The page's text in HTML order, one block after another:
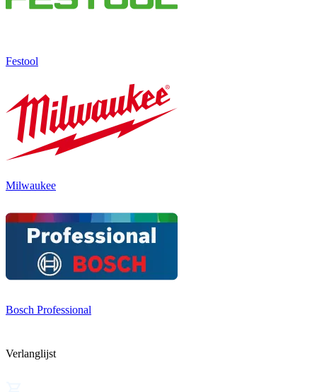
Festool
Milwaukee
Bosch Professional
Verlanglijst